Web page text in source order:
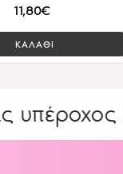
11,80€
ΚΑΛΑΘΙ
Κόσμος